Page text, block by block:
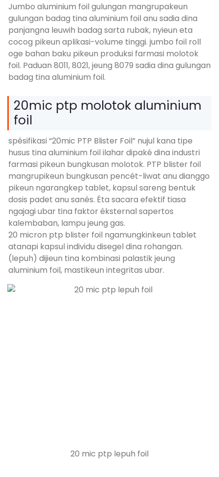
Jumbo aluminium foil gulungan mangrupakeun
gulungan badag tina aluminium foil anu sadia dina
panjangna leuwih badag sarta rubak, nyieun eta
cocog pikeun aplikasi-volume tinggi. jumbo foil roll
oge bahan baku pikeun produksi farmasi molotok
foil. Paduan 8011, 8021, jeung 8079 sadia dina gulungan
badag tina aluminium foil.
20mic ptp molotok aluminium
foil
spésifikasi “20mic PTP Blister Foil” nujul kana tipe
husus tina aluminium foil ilahar dipaké dina industri
farmasi pikeun bungkusan molotok. PTP blister foil
mangrupikeun bungkusan pencét-liwat anu dianggo
pikeun ngarangkep tablet, kapsul sareng bentuk
dosis padet anu sanés. Éta sacara efektif tiasa
ngajagi ubar tina faktor éksternal sapertos
kalembaban, lampu jeung gas.
20 micron ptp blister foil ngamungkinkeun tablet
atanapi kapsul individu disegel dina rohangan.
(lepuh) dijieun tina kombinasi palastik jeung
aluminium foil, mastikeun integritas ubar.
20 mic ptp lepuh foil